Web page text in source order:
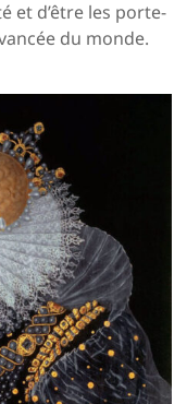
et d’être les porte-
du monde.